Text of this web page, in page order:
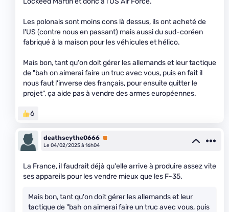
Les polonais sont moins cons là dessus, ils ont acheté de
l'US (contre nous en passant) mais aussi du sud-coréen
fabriqué à la maison pour les véhicules et hélico.
Mais bon, tant qu'on doit gérer les allemands et leur tactique
de "bah on aimerai faire un truc avec vous, puis en fait il
nous faut l'inverse des français, pour ensuite quitter le
projet", ça aide pas à vendre des armes européennes.
6
deathscythe0666 Premium
Le 04/02/2025 à 16h04
La France, il faudrait déjà qu'elle arrive à produire assez vite
ses appareils pour les vendre mieux que les F-35.
Mais bon, tant qu'on doit gérer les allemands et leur
tactique de "bah on aimerai faire un truc avec vous, puis